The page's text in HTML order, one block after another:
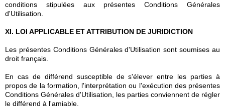
conditions stipulées aux présentes Conditions Générales
d'Utilisation.
XI. LOI APPLICABLE ET ATTRIBUTION DE JURIDICTION
Les présentes Conditions Générales d'Utilisation sont soumises au
droit français.
En cas de différend susceptible de s'élever entre les parties à
propos de la formation, l'interprétation ou l'exécution des présentes
Conditions Générales d'Utilisation, les parties conviennent de régler
le différend à l'amiable.